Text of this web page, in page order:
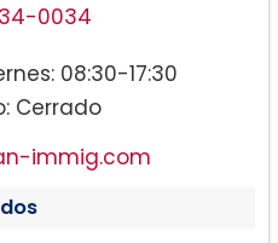
0034
08:30-17:30
Cerrado
immig.com